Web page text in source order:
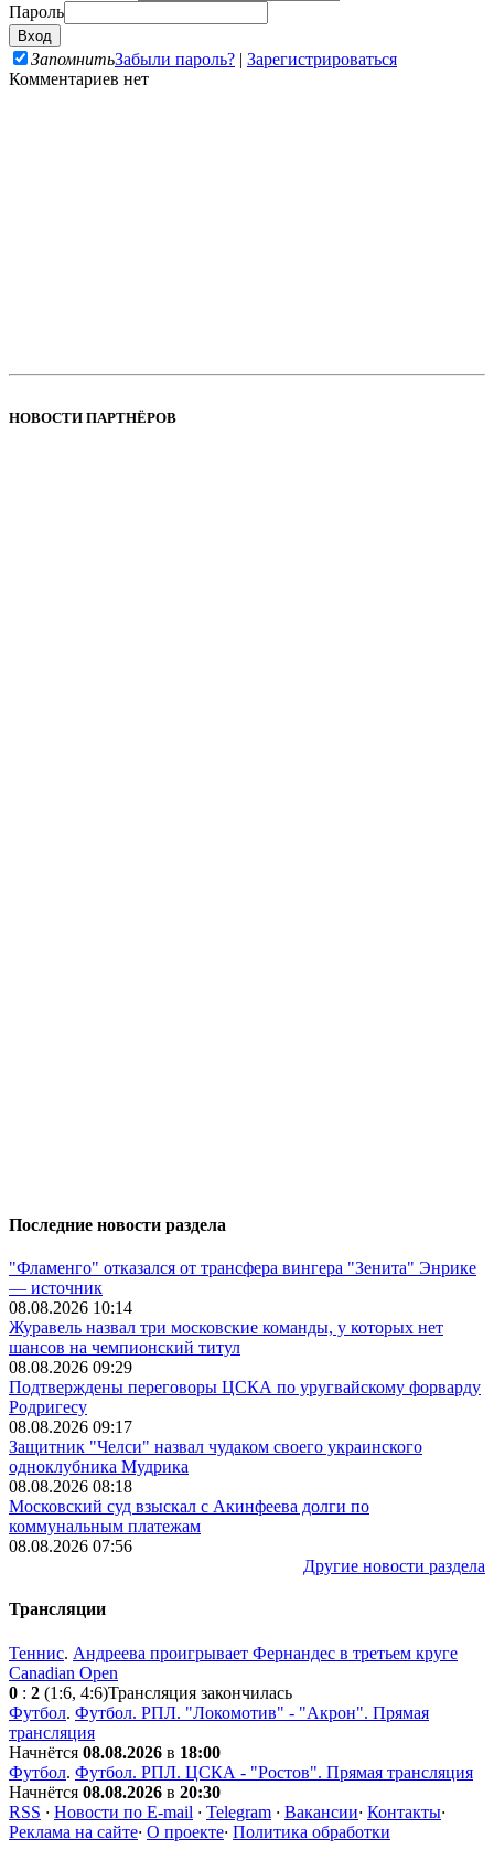
Пароль
ЗапомнитьЗабыли пароль? | Зарегистрироваться
Комментариев нет
НОВОСТИ ПАРТНЁРОВ
Последние новости раздела
"Фламенго" отказался от трансфера вингера "Зенита" Энрике
— источник
08.08.2026 10:14
Журавель назвал три московские команды, у которых нет
шансов на чемпионский титул
08.08.2026 09:29
Подтверждены переговоры ЦСКА по уругвайскому форварду
Родригесу
08.08.2026 09:17
Защитник "Челси" назвал чудаком своего украинского
одноклубника Мудрика
08.08.2026 08:18
Московский суд взыскал с Акинфеева долги по
коммунальным платежам
08.08.2026 07:56
Другие новости раздела
Трансляции
Теннис. Андреева проигрывает Фернандес в третьем круге
Canadian Open
0 : 2 (1:6, 4:6)Трансляция закончилась
Футбол. Футбол. РПЛ. "Локомотив" - "Акрон". Прямая
трансляция
Начнётся 08.08.2026 в 18:00
Футбол. Футбол. РПЛ. ЦСКА - "Ростов". Прямая трансляция
Начнётся 08.08.2026 в 20:30
RSS · Новости по E-mail · Telegram · Вакансии· Контакты·
Реклама на сайте· О проекте· Политика обработки